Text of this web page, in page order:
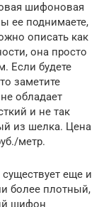
шифоновая
ее поднимаете,
описать как
она просто
Если будете
заметите
обладает
и не так
из шелка. Цена
метр.
еще и
более плотный,
шифон